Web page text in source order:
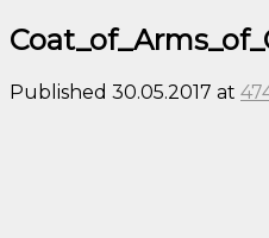
Published 30.05.2017 at